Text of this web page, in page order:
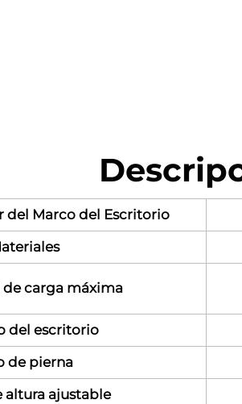
del Marco del Escritorio
carga máxima
del escritorio
de pierna
altura ajustable